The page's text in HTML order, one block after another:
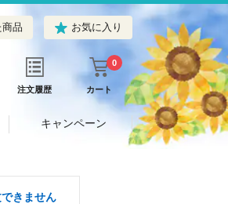
品 お気に入り
注文履歴 カート
0
キャンペーン
きません